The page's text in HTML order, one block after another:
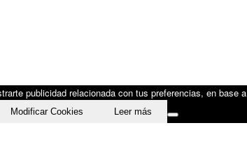
publicidad relacionada con tus preferencias, en
Modificar Cookies Leer más